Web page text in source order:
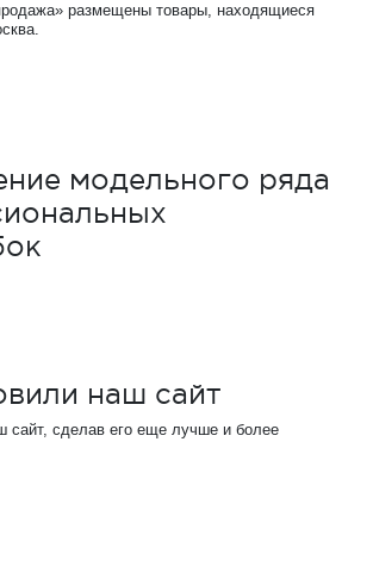
размещены товары, находящиеся
модельного ряда
наш сайт
сайт, сделав его еще лучше и более